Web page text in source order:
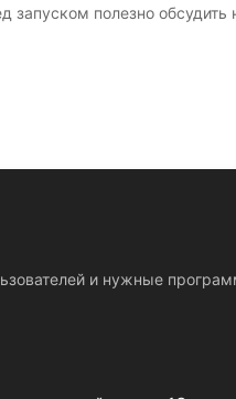
полезно обсудить
и нужные